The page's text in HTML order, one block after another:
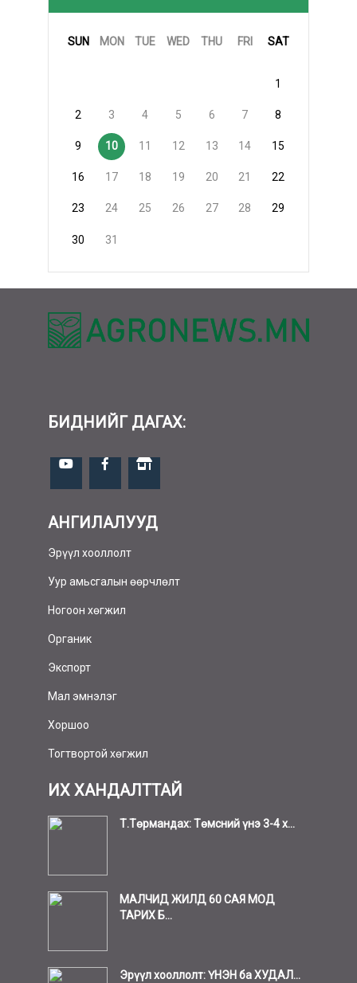
SUN MON TUE WED THU FRI SAT
1
2 3 4 5 6 7 8
9 10 11 12 13 14 15
16 17 18 19 20 21 22
23 24 25 26 27 28 29
30 31
БИДНИЙГ ДАГАХ:
АНГИЛАЛУУД
Эрүүл хооллолт
Уур амьсгалын өөрчлөлт
Ногоон хөгжил
Органик
Экспорт
Мал эмнэлэг
Хоршоо
Тогтвортой хөгжил
ИХ ХАНДАЛТТАЙ
Т.Төрмандах: Төмсний үнэ 3-4 х...
МАЛЧИД ЖИЛД 60 САЯ МОД
ТАРИХ Б...
Эрүүл хооллолт: ҮНЭН ба ХУДАЛ...